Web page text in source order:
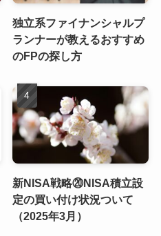
独立系ファイナンシャルプ
ランナーが教えるおすすめ
のFPの探し方
新NISA戦略⑳NISA積立設
定の買い付け状況ついて
（2025年3月）